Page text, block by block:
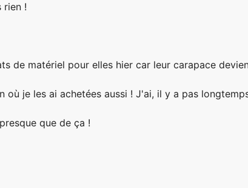
rien !
de matériel pour elles hier car leur carapace
où je les ai achetées aussi ! J'ai, il y a pas
que de ça !